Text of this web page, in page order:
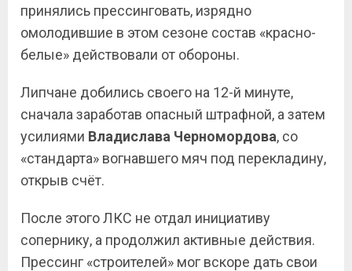
принялись прессинговать, изрядно
омолодившие в этом сезоне состав «красно-
белые» действовали от обороны.
Липчане добились своего на 12-й минуте,
сначала заработав опасный штрафной, а затем
усилиями Владислава Черномордова, со
«стандарта» вогнавшего мяч под перекладину,
открыв счёт.
После этого ЛКС не отдал инициативу
сопернику, а продолжил активные действия.
Прессинг «строителей» мог вскоре дать свои